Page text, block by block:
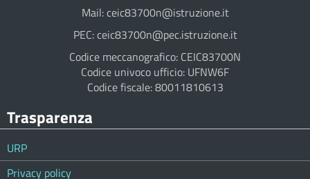
Mail: ceic83700n@istruzione.it
PEC: ceic83700n@pec.istruzione.it
Codice meccanografico: CEIC83700N
Codice univoco ufficio: UFNW6F
Codice fiscale: 80011810613
Trasparenza
URP
Privacy policy